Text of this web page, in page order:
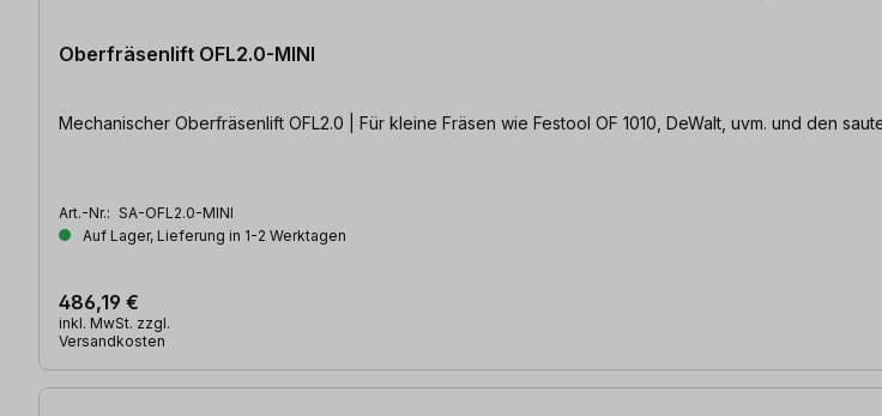
Oberfräsenlift OFL2.0-MINI
Mechanischer Oberfräsenlift OFL2.0 | Für kleine Fräsen wie Festool OF 1010, DeWalt, uvm. und den
Art.-Nr.: SA-OFL2.0-MINI
Auf Lager, Lieferung in 1-2 Werktagen
486,19 €
inkl. MwSt. zzgl.
Versandkosten